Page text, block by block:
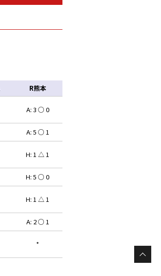
R熊本
A: 3 ○ 0
A: 5 ○ 1
H: 1 △ 1
H: 5 ○ 0
H: 1 △ 1
A: 2 ○ 1
*